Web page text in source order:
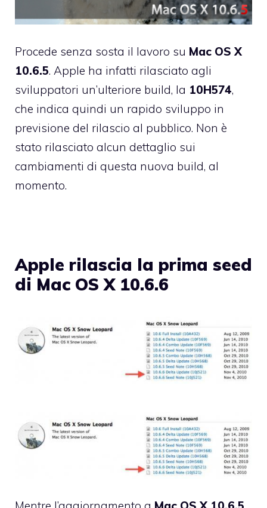
Procede senza sosta il lavoro su Mac OS X
10.6.5. Apple ha infatti rilasciato agli
sviluppatori un’ulteriore build, la 10H574,
che indica quindi un rapido sviluppo in
previsione del rilascio al pubblico. Non è
stato rilasciato alcun dettaglio sui
cambiamenti di questa nuova build, al
momento.
Apple rilascia la prima seed
di Mac OS X 10.6.6